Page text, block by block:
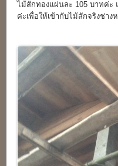
ไม้สักทองแผ่นละ 105 บาทค่ะ
ค่ะเพื่อให้เข้ากับไม้สักจริงช่าง